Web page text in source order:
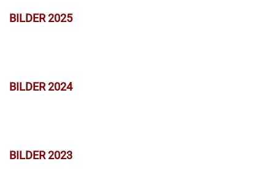
BILDER 2025
BILDER 2024
BILDER 2023